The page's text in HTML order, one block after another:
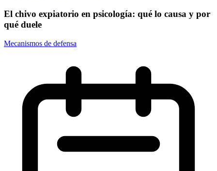
El chivo expiatorio en psicología: qué lo causa y por
qué duele
Mecanismos de defensa